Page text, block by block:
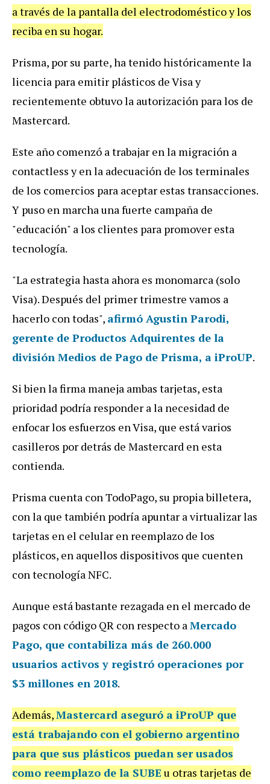
através de la pantalla del electrodomésticoylos
reciba en su hogar.
Prisma, por su parte,hatenidohistóricamente la
licencia para emitir plásticos deVisay
recientemente obtuvola autorización paralos de
Mastercard.
Este año comenzó atrabajar enla migración a
contactless y enla adecuación de los terminales
de los comercios para aceptar estas transacciones.
Y puso en marchaunafuerte campaña de
"educación" alos clientes para promover esta
tecnología.
"La estrategiahasta ahora es monomarca (solo
Visa).Después del primertrimestre vamos a
hacerlo contodas", afirmó Agustin Parodi,
gerente de Productos Adquirentes de la
división Medios de Pago de Prisma, a iProUP.
Si bienlafirma maneja ambas tarjetas, esta
prioridad podría responder ala necesidad de
enfocarlos esfuerzos enVisa, que estávarios
casilleros por detrás de Mastercard en esta
contienda.
Prisma cuenta conTodoPago, su propiabilletera,
conla que también podría apuntar avirtualizarlas
tarjetas en el celular en reemplazo de los
plásticos, en aquellos dispositivos que cuenten
contecnologíaNFC.
Aunque estábastante rezagada en el mercado de
pagos con código QR con respecto aMercado
Pago, que contabiliza más de 260.000
usuarios activos y registró operaciones por
$3 millones en 2018.
Además,Mastercard aseguró a iProUP que
está trabajando con el gobierno argentino
para que sus plásticos puedan ser usados
como reemplazo de la SUBE u otras tarjetas de